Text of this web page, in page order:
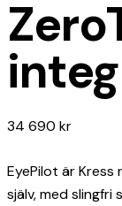
34 690 kr
EyePilot är
själv, med slingfri